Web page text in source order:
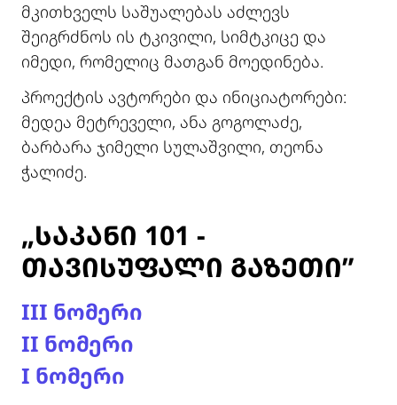
მკითხველს საშუალებას აძლევს
შეიგრძნოს ის ტკივილი, სიმტკიცე და
იმედი, რომელიც მათგან მოედინება.
პროექტის ავტორები და ინიციატორები:
მედეა მეტრეველი, ანა გოგოლაძე,
ბარბარა ჯიმელი სულაშვილი, თეონა
ჭალიძე.
„ᲡᲐᲙᲐᲜᲘ 101 -
ᲗᲐᲕᲘᲡᲣᲤᲐᲚᲘ ᲒᲐᲖᲔᲗᲘ”
III ნომერი
II ნომერი
I ნომერი